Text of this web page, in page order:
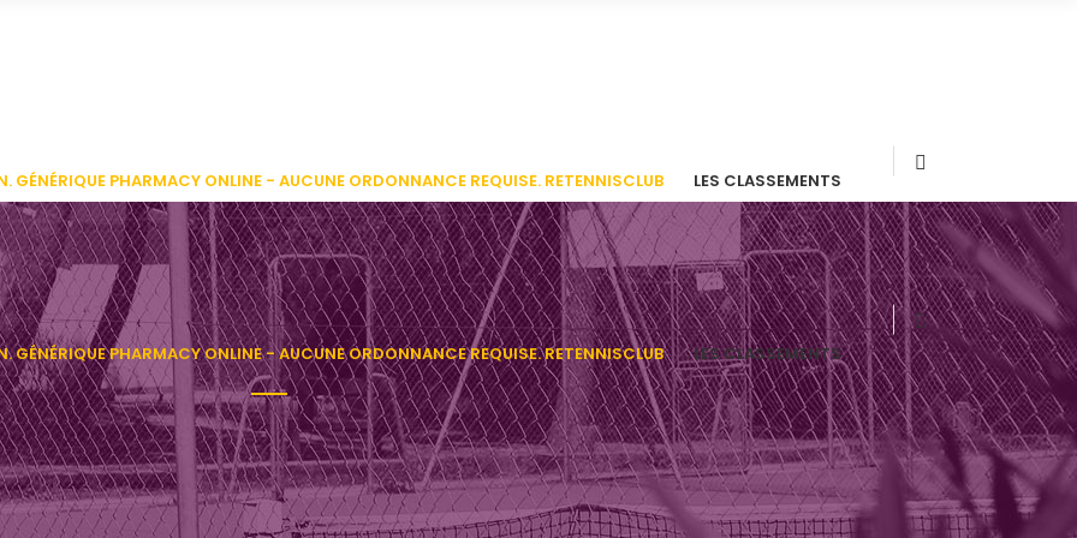
GÉNÉRIQUE PHARMACY ONLINE - AUCUNE ORDONNANCE REQUISE. RETENNISCLUB LES CLASSEMENTS
GÉNÉRIQUE PHARMACY ONLINE - AUCUNE ORDONNANCE REQUISE. RETENNISCLUB LES CLASSEMENTS